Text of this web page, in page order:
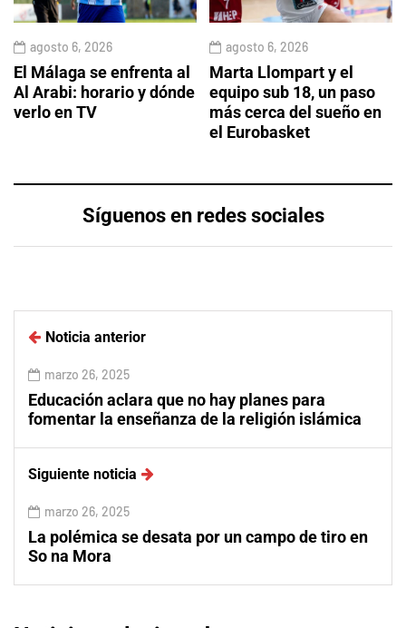
agosto 6, 2026
El Málaga se enfrenta al
Al Arabi: horario y dónde
verlo en TV
agosto 6, 2026
Marta Llompart y el
equipo sub 18, un paso
más cerca del sueño en
el Eurobasket
Síguenos en redes sociales
Noticia anterior
marzo 26, 2025
Educación aclara que no hay planes para
fomentar la enseñanza de la religión islámica
Siguiente noticia
marzo 26, 2025
La polémica se desata por un campo de tiro en
So na Mora